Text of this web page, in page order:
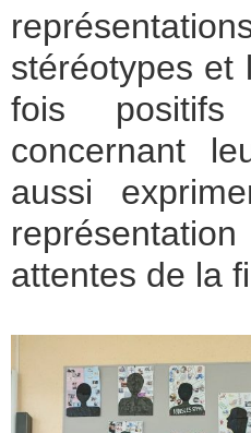
stéréotypes et
fois
concernant
aussi
attentes de la